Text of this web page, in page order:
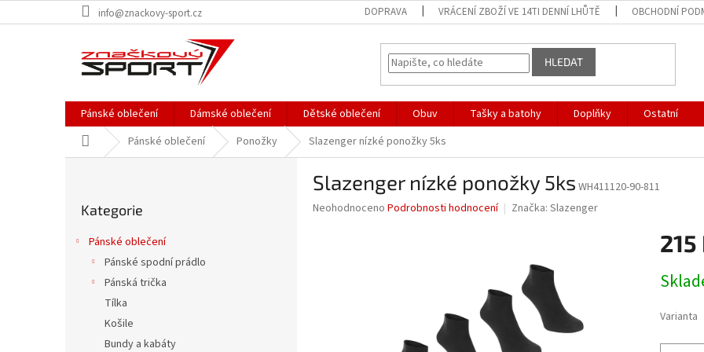
na
info@znackovy-sport.cz DOPRAVA VRÁCENÍ ZBOŽÍ VE 14TI DENNÍ LHŮTĚ OBCHODNÍ
HLEDAT
Pánské oblečení Dámské oblečení Dětské oblečení Obuv Tašky a batohy Doplňky
Ostatní
Domů Pánské oblečení Ponožky Slazenger nízké ponožky 5ks
kategorie
Kategorie
Pánské oblečení
Pánské spodní prádlo
Pánská trička
Tílka
Košile
Bundy a kabáty
Slazenger nízké ponožky 5ks WH411120-90-811
Průměrné
Neohodnoceno Podrobnosti hodnocení Značka: Slazenger
215
cena:
Varianta